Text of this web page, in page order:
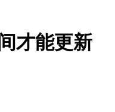
才能更新